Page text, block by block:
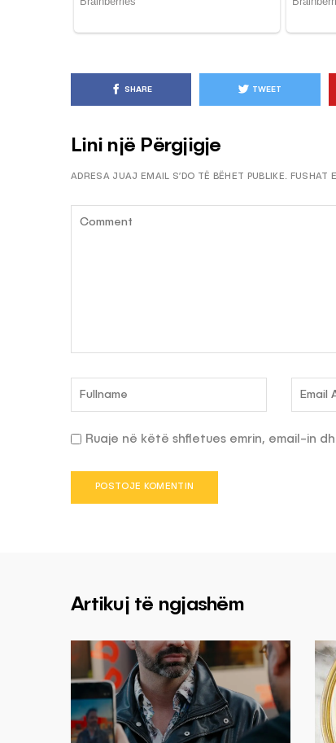
SHARE TWEET
Lini një Përgjigje
ADRESA JUAJ EMAIL S’DO TË BËHET PUBLIKE. FUSHAT
Ruaje në këtë shfletues emrin, email-in
Artikuj të ngjashëm